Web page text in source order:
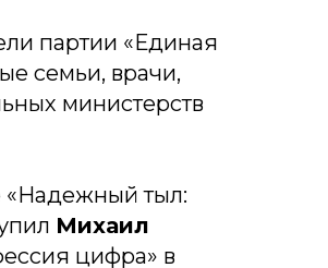
партии «Единая
семьи, врачи,
министерств
«Надежный тыл:
Михаил
цифра» в